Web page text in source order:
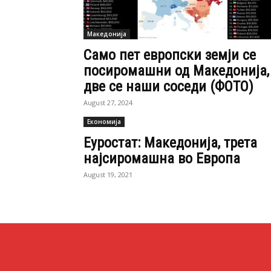
Македонија
Само пет европски земји се
посиромашни од Македонија,
две се наши соседи (ФОТО)
August 27, 2024
Економија
Еуростат: Македонија, трета
најсиромашна во Европа
August 19, 2021